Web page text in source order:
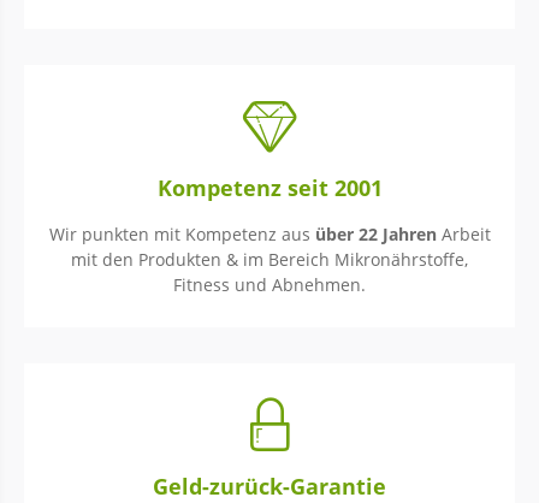
Kompetenz seit 2001
Wir punkten mit Kompetenz aus über 22 JahrenArbeit
mit den Produkten & im Bereich Mikronährstoffe,
Fitness und Abnehmen.
Geld-zurück-Garantie